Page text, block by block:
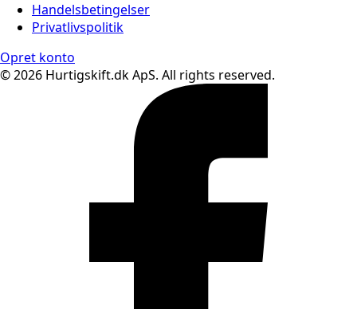
Handelsbetingelser
Privatlivspolitik
Opret konto
© 2026 Hurtigskift.dk ApS. All rights reserved.